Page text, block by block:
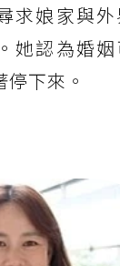
求娘家與
她認為婚
停下來。